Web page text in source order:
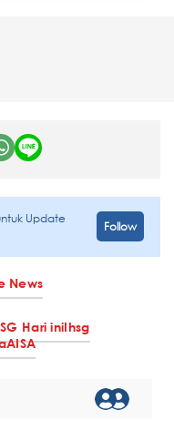
Update
Follow
News
Hari iniIhsg
AISA